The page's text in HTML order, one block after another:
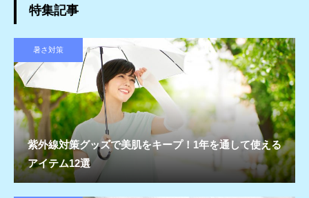
特集記事
暑さ対策
紫外線対策グッズで美肌をキープ！1年を通して使える
アイテム12選